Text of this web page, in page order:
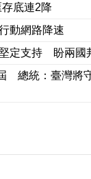
底連2降
動網路降速
定支持 盼兩國
總統：臺灣將